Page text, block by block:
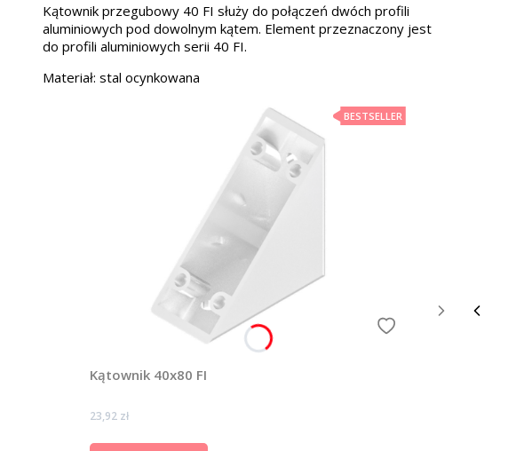
Kątownik przegubowy 40 FI służy do połączeń dwóch profili
aluminiowych pod dowolnym kątem. Element przeznaczony jest
do profili aluminiowych serii 40 FI.
Materiał: stal ocynkowana
BESTSELLER
Kątownik 40x80 FI
Cena
23,92 zł